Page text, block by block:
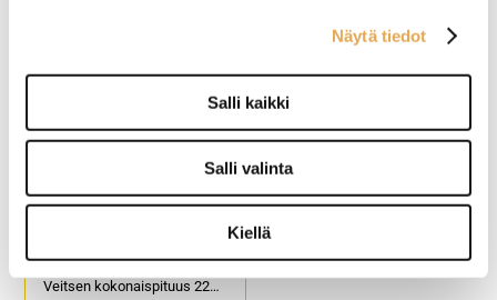
Näytä tiedot
Salli kaikki
Salli valinta
Kiellä
mm
Teräosan pituus 120 mm.
Veitsen kokonaispituus 220